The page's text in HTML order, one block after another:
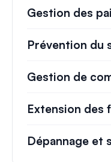
Gestion des
Prévention du
Gestion de
Extension des
Dépannage et